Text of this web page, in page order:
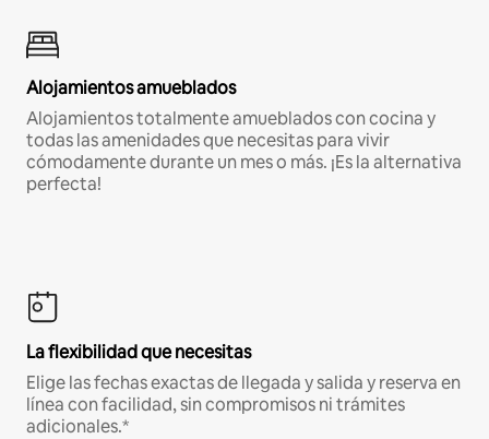
Alojamientos amueblados
Alojamientos totalmente amueblados con cocina y
todas las amenidades que necesitas para vivir
cómodamente durante un mes o más. ¡Es la alternativa
perfecta!
La flexibilidad que necesitas
Elige las fechas exactas de llegada y salida y reserva en
línea con facilidad, sin compromisos ni trámites
adicionales.*